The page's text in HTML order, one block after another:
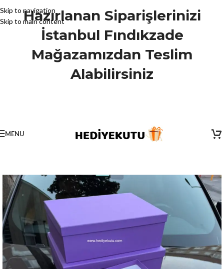
Skip to navigation
Skip to main content
Hazırlanan Siparişlerinizi
İstanbul Fındıkzade
Mağazamızdan Teslim
Alabilirsiniz
MENU